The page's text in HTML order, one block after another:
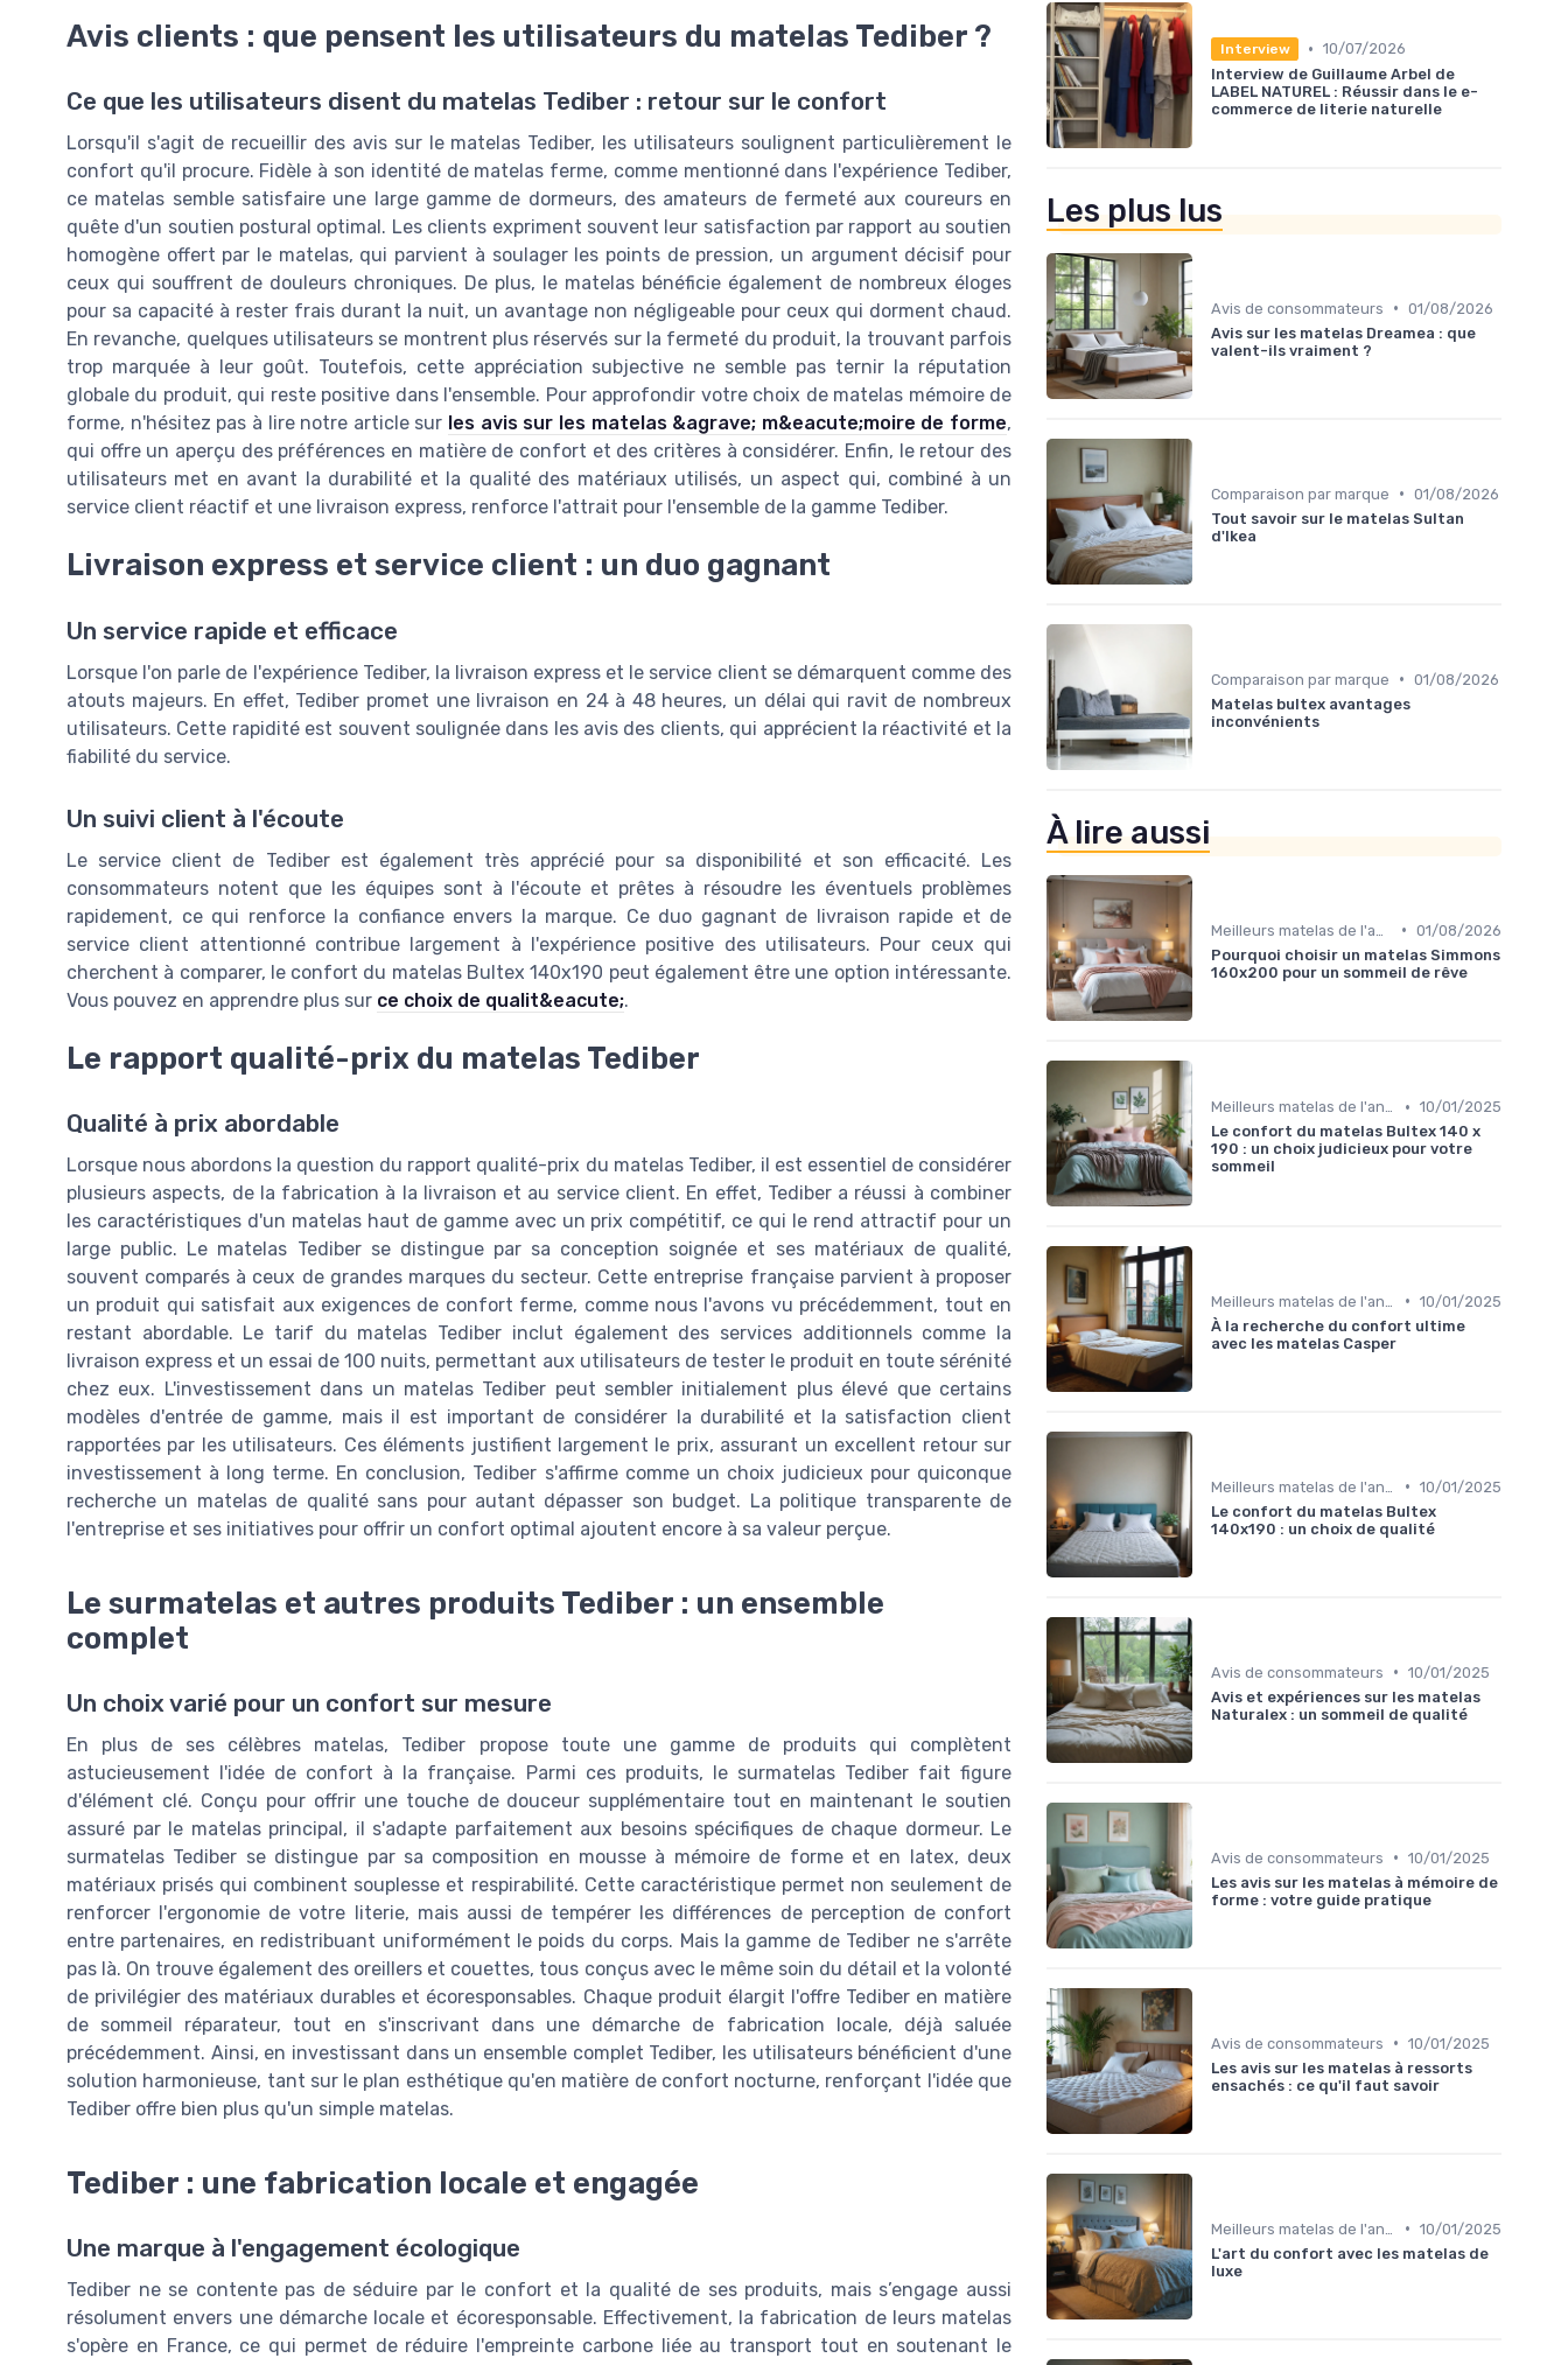
Avis clients : que pensent les utilisateurs du matelas Tediber ?
Ce que les utilisateurs disent du matelas Tediber : retour sur le confort
Lorsqu'il s'agit de recueillir des avis sur le matelas Tediber, les utilisateurs soulignent particulièrement le
confort qu'il procure. Fidèle à son identité de matelas ferme, comme mentionné dans l'expérience Tediber,
ce matelas semble satisfaire une large gamme de dormeurs, des amateurs de fermeté aux coureurs en
quête d'un soutien postural optimal. Les clients expriment souvent leur satisfaction par rapport au soutien
homogène offert par le matelas, qui parvient à soulager les points de pression, un argument décisif pour
ceux qui souffrent de douleurs chroniques. De plus, le matelas bénéficie également de nombreux éloges
pour sa capacité à rester frais durant la nuit, un avantage non négligeable pour ceux qui dorment chaud.
En revanche, quelques utilisateurs se montrent plus réservés sur la fermeté du produit, la trouvant parfois
trop marquée à leur goût. Toutefois, cette appréciation subjective ne semble pas ternir la réputation
globale du produit, qui reste positive dans l'ensemble. Pour approfondir votre choix de matelas mémoire de
forme, n'hésitez pas à lire notre article sur les avis sur les matelas &agrave; m&eacute;moire de forme,
qui offre un aperçu des préférences en matière de confort et des critères à considérer. Enfin, le retour des
utilisateurs met en avant la durabilité et la qualité des matériaux utilisés, un aspect qui, combiné à un
service client réactif et une livraison express, renforce l'attrait pour l'ensemble de la gamme Tediber.
Livraison express et service client : un duo gagnant
Un service rapide et efficace
Lorsque l'on parle de l'expérience Tediber, la livraison express et le service client se démarquent comme des
atouts majeurs. En effet, Tediber promet une livraison en 24 à 48 heures, un délai qui ravit de nombreux
utilisateurs. Cette rapidité est souvent soulignée dans les avis des clients, qui apprécient la réactivité et la
fiabilité du service.
Un suivi client à l'écoute
Le service client de Tediber est également très apprécié pour sa disponibilité et son efficacité. Les
consommateurs notent que les équipes sont à l'écoute et prêtes à résoudre les éventuels problèmes
rapidement, ce qui renforce la confiance envers la marque. Ce duo gagnant de livraison rapide et de
service client attentionné contribue largement à l'expérience positive des utilisateurs. Pour ceux qui
cherchent à comparer, le confort du matelas Bultex 140x190 peut également être une option intéressante.
Vous pouvez en apprendre plus sur ce choix de qualit&eacute;.
Le rapport qualité-prix du matelas Tediber
Qualité à prix abordable
Lorsque nous abordons la question du rapport qualité-prix du matelas Tediber, il est essentiel de considérer
plusieurs aspects, de la fabrication à la livraison et au service client. En effet, Tediber a réussi à combiner
les caractéristiques d'un matelas haut de gamme avec un prix compétitif, ce qui le rend attractif pour un
large public. Le matelas Tediber se distingue par sa conception soignée et ses matériaux de qualité,
souvent comparés à ceux de grandes marques du secteur. Cette entreprise française parvient à proposer
un produit qui satisfait aux exigences de confort ferme, comme nous l'avons vu précédemment, tout en
restant abordable. Le tarif du matelas Tediber inclut également des services additionnels comme la
livraison express et un essai de 100 nuits, permettant aux utilisateurs de tester le produit en toute sérénité
chez eux. L'investissement dans un matelas Tediber peut sembler initialement plus élevé que certains
modèles d'entrée de gamme, mais il est important de considérer la durabilité et la satisfaction client
rapportées par les utilisateurs. Ces éléments justifient largement le prix, assurant un excellent retour sur
investissement à long terme. En conclusion, Tediber s'affirme comme un choix judicieux pour quiconque
recherche un matelas de qualité sans pour autant dépasser son budget. La politique transparente de
l'entreprise et ses initiatives pour offrir un confort optimal ajoutent encore à sa valeur perçue.
Le surmatelas et autres produits Tediber : un ensemble
complet
Un choix varié pour un confort sur mesure
En plus de ses célèbres matelas, Tediber propose toute une gamme de produits qui complètent
astucieusement l'idée de confort à la française. Parmi ces produits, le surmatelas Tediber fait figure
d'élément clé. Conçu pour offrir une touche de douceur supplémentaire tout en maintenant le soutien
assuré par le matelas principal, il s'adapte parfaitement aux besoins spécifiques de chaque dormeur. Le
surmatelas Tediber se distingue par sa composition en mousse à mémoire de forme et en latex, deux
matériaux prisés qui combinent souplesse et respirabilité. Cette caractéristique permet non seulement de
renforcer l'ergonomie de votre literie, mais aussi de tempérer les différences de perception de confort
entre partenaires, en redistribuant uniformément le poids du corps. Mais la gamme de Tediber ne s'arrête
pas là. On trouve également des oreillers et couettes, tous conçus avec le même soin du détail et la volonté
de privilégier des matériaux durables et écoresponsables. Chaque produit élargit l'offre Tediber en matière
de sommeil réparateur, tout en s'inscrivant dans une démarche de fabrication locale, déjà saluée
précédemment. Ainsi, en investissant dans un ensemble complet Tediber, les utilisateurs bénéficient d'une
solution harmonieuse, tant sur le plan esthétique qu'en matière de confort nocturne, renforçant l'idée que
Tediber offre bien plus qu'un simple matelas.
Tediber : une fabrication locale et engagée
Une marque à l'engagement écologique
Tediber ne se contente pas de séduire par le confort et la qualité de ses produits, mais s’engage aussi
résolument envers une démarche locale et écoresponsable. Effectivement, la fabrication de leurs matelas
s'opère en France, ce qui permet de réduire l'empreinte carbone liée au transport tout en soutenant le
Interview • 10/07/2026
Interview de Guillaume Arbel de
LABEL NATUREL : Réussir dans le e-
commerce de literie naturelle
Les plus lus
Avis de consommateurs • 01/08/2026
Avis sur les matelas Dreamea : que
valent-ils vraiment ?
Comparaison par marque • 01/08/2026
Tout savoir sur le matelas Sultan
d'Ikea
Comparaison par marque • 01/08/2026
Matelas bultex avantages
inconvénients
À lire aussi
• 01/08/2026
Pourquoi choisir un matelas Simmons
160x200 pour un sommeil de rêve
Meilleurs matelas de l'année • 10/01/2025
Le confort du matelas Bultex 140 x
190 : un choix judicieux pour votre
sommeil
• 10/01/2025
À la recherche du confort ultime
avec les matelas Casper
• 10/01/2025
Le confort du matelas Bultex
140x190 : un choix de qualité
Avis de consommateurs • 10/01/2025
Avis et expériences sur les matelas
Naturalex : un sommeil de qualité
Avis de consommateurs • 10/01/2025
Les avis sur les matelas à mémoire de
forme : votre guide pratique
Avis de consommateurs • 10/01/2025
Les avis sur les matelas à ressorts
ensachés : ce qu'il faut savoir
• 10/01/2025
L'art du confort avec les matelas de
luxe